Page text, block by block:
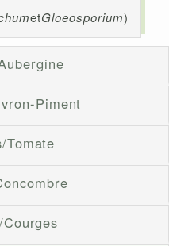
etGloeosporium)
Piment
Tomate